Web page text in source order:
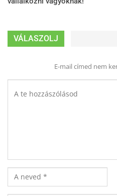
VÁLASZOLJ
E-mail címed nem